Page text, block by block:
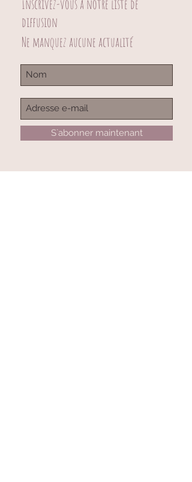
Inscrivez-vous à notre liste de
diffusion
Ne manquez aucune actualité
S`abonner maintenant